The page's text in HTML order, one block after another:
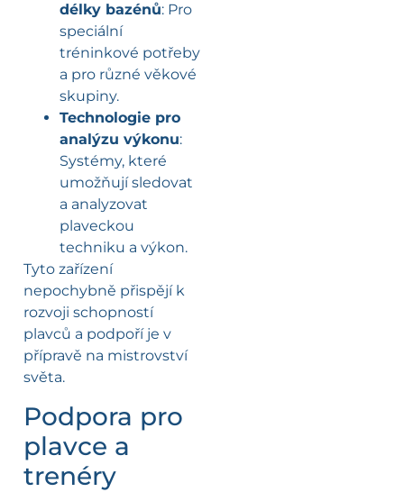
délky bazénů: Pro
speciální
tréninkové potřeby
a pro různé věkové
skupiny.
Technologie pro
analýzu výkonu:
Systémy, které
umožňují sledovat
a analyzovat
plaveckou
techniku a výkon.
Tyto zařízení
nepochybně přispějí k
rozvoji schopností
plavců a podpoří je v
přípravě na mistrovství
světa.
Podpora pro
plavce a
trenéry